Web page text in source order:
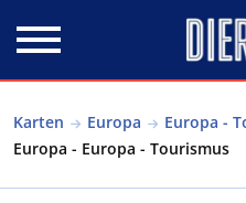
Karten Europa Europa -
Europa - Europa - Tourismus